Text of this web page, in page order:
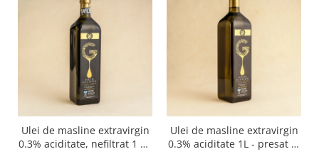
Ulei de masline extravirgin
0.3% aciditate, nefiltrat 1 L -
Ulei de masline extravirgin
0.3% aciditate 1L - presat la